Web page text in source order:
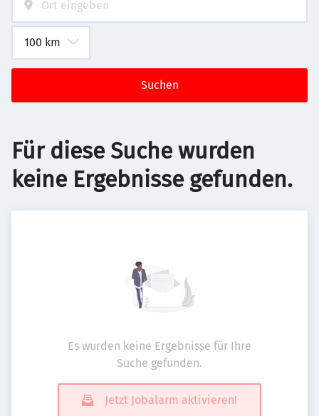
Suchen
Für diese Suche wurden
keine Ergebnisse gefunden.
Es wurden keine Ergebnisse für Ihre
Suche gefunden.
Jetzt Jobalarm aktivieren!